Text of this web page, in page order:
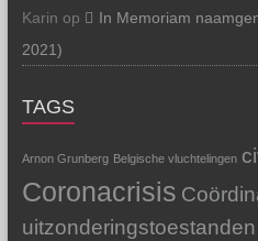
Karin op
In Memoriam
2021)
TAGS
Arnon Grunberg Belgische vluchtelingen
Coronacrisis
uitzonderingstoestanden